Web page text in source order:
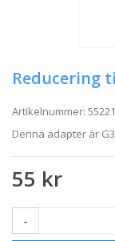
Reducering
Artikelnummer:
Denna adapter är
55 kr
-